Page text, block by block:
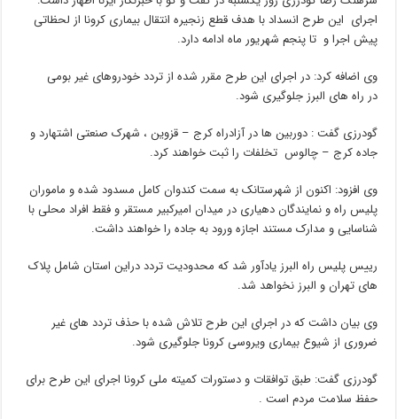
اجرای این طرح انسداد با هدف قطع زنجیره انتقال بیماری کرونا از لحظاتی
پیش اجرا و تا پنجم شهریور ماه ادامه دارد.
وی اضافه کرد: در اجرای این طرح مقرر شده از تردد خودروهای غیر بومی
در راه های البرز جلوگیری شود.
گودرزی گفت : دوربین ها در آزادراه کرج – قزوین ، شهرک صنعتی اشتهارد و
جاده کرج – چالوس تخلفات را ثبت خواهند کرد.
وی افزود: اکنون از شهرستانک به سمت کندوان کامل مسدود شده و ماموران
پلیس راه و نمایندگان دهیاری در میدان امیرکبیر مستقر و فقط افراد محلی با
شناسایی و مدارک مستند اجازه ورود به جاده را خواهند داشت.
رییس پلیس راه البرز یادآور شد که محدودیت تردد دراین استان شامل پلاک
های تهران و البرز نخواهد شد.
وی بیان داشت که در اجرای این طرح تلاش شده با حذف تردد های غیر
ضروری از شیوع بیماری ویروسی کرونا جلوگیری شود.
گودرزی گفت: طبق توافقات و دستورات کمیته ملی کرونا اجرای این طرح برای
حفظ سلامت مردم است .